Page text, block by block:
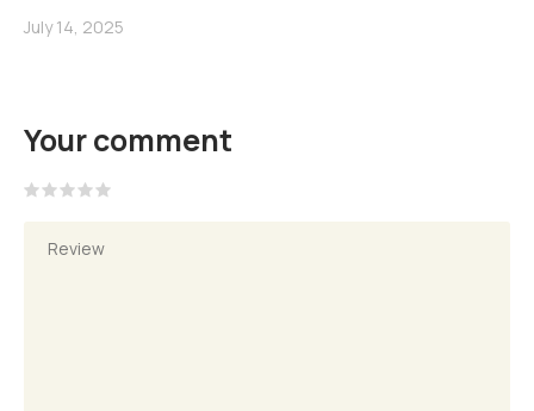
July 14, 2025
Your comment